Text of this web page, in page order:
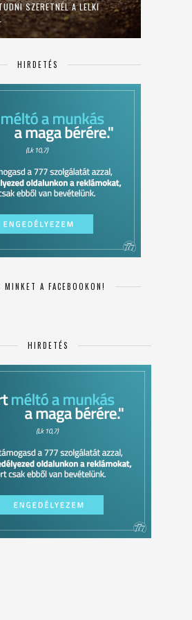
SZERETNÉL A LELKI
HIRDETÉS
MINKET A FACEBOOKON!
HIRDETÉS